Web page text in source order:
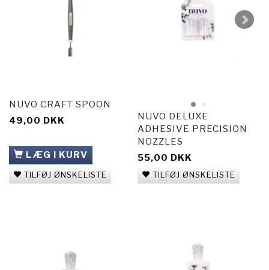
NUVO CRAFT SPOON
49,00 DKK
LÆG I KURV
TILFØJ ØNSKELISTE
NUVO DELUXE
ADHESIVE PRECISION
NOZZLES
55,00 DKK
TILFØJ ØNSKELISTE